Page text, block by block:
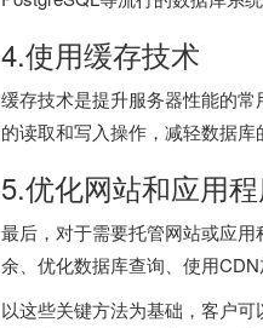
4.使用缓存技术
缓存技术是提升服务器性能的常
的读取和写入操作，减轻数据库
5.优化网站和应用
最后，对于需要托管网站或应
余、优化数据库查询、使用
以这些关键方法为基础，客户可